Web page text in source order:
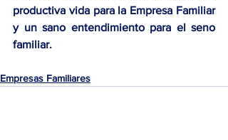
productiva vida para la Empresa Familiar
y un sano entendimiento para el seno
familiar.
Empresas Familiares